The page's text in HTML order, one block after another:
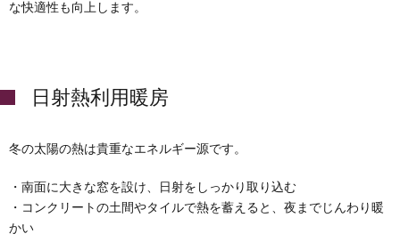
な快適性も向上します。
日射熱利用暖房
冬の太陽の熱は貴重なエネルギー源です。
・南面に大きな窓を設け、日射をしっかり取り込む
・コンクリートの土間やタイルで熱を蓄えると、夜までじんわり暖
かい